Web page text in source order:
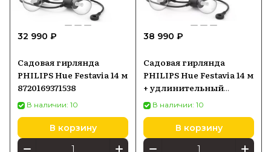
32 990 ₽
Садовая гирлянда
PHILIPS Hue Festavia 14 м
8720169371538
В наличии: 10
В корзину
38 990 ₽
Садовая гирлянда
PHILIPS Hue Festavia 14 м
+ удлинительный
модуль Bluetooth
929004581906
В наличии: 10
В корзину